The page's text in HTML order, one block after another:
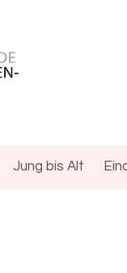
Jung bis Alt